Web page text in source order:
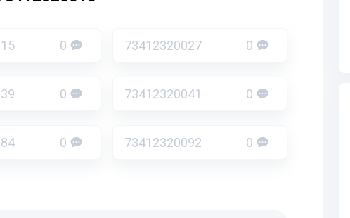
0 73412320027 0
0 73412320041 0
0 73412320092 0